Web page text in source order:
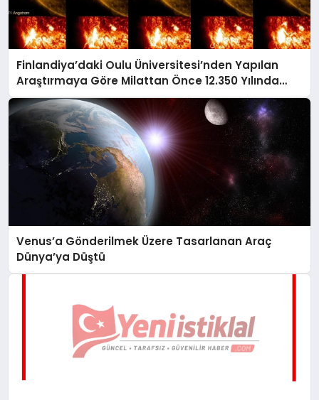
Finlandiya’daki Oulu Üniversitesi’nden Yapılan
Araştırmaya Göre Milattan Önce 12.350 Yılında
Büyük Bir Jeomanyetik Fırtına Yaşandı
Venus’a Gönderilmek Üzere Tasarlanan Araç
Dünya’ya Düştü